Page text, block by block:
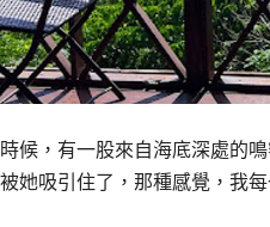
候，有一股來自海底深處的
她吸引住了，那種感覺，我